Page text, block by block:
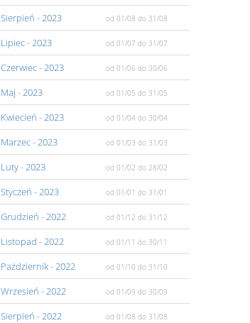
Sierpień - 2023 od 01/08 do 31/08
Lipiec- 2023 od 01/07 do 31/07
Czerwiec- 2023 od 01/06 do 30/06
Maj - 2023 od 01/05 do 31/05
Kwiecień - 2023 od 01/04 do 30/04
Marzec- 2023 od 01/03 do 31/03
Luty- 2023 od 01/02 do 28/02
Styczeń - 2023 od 01/01 do 31/01
Grudzień - 2022 od 01/12 do 31/12
Listopad - 2022 od 01/11 do 30/11
Pażdziernik- 2022 od 01/10 do 31/10
Wrzesień - 2022 od 01/09 do 30/09
Sierpień - 2022 od 01/08 do 31/08